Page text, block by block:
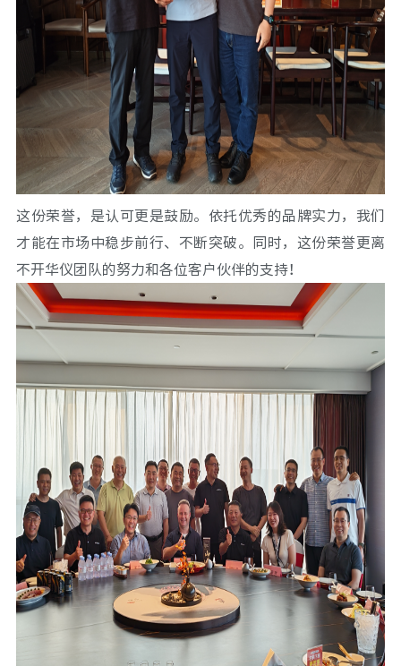
这份荣誉，是认可更是鼓励。依托优秀的品牌实力，我们
才能在市场中稳步前行、不断突破。同时，这份荣誉更离
不开华仪 团队的努力和各位客户伙伴的支持！